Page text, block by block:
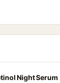
Night Serum